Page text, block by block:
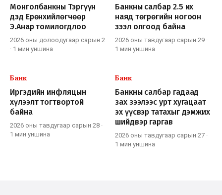
Монголбанкны Тэргүүн
дэд Ерөнхийлөгчөөр
Э.Анар томилогдлоо
2026 оны долоодугаар сарын 2
· 1 мин уншина
Банкны салбар 2.5 их
наяд төгрөгийн ногоон
зээл олгоод байна
2026 оны тавдугаар сарын 29 ·
1 мин уншина
Банк
Иргэдийн инфляцын
хүлээлт тогтвортой
байна
2026 оны тавдугаар сарын 28 ·
1 мин уншина
Банк
Банкны салбар гадаад
зах зээлээс урт хугацаат
эх үүсвэр татахыг дэмжих
шийдвэр гаргав
2026 оны тавдугаар сарын 27 ·
1 мин уншина